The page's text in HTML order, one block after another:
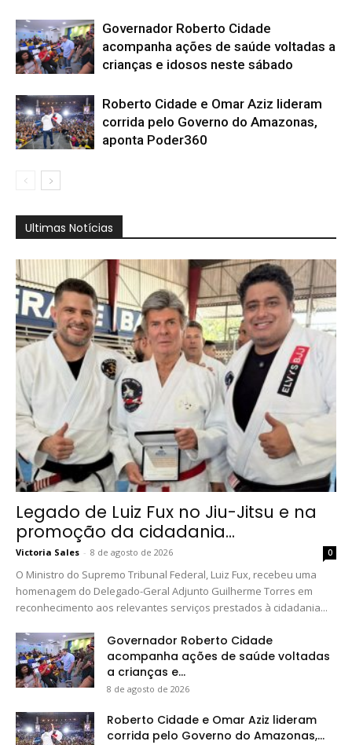
Governador Roberto Cidade
acompanha ações de saúde voltadas a
crianças e idosos neste sábado
Roberto Cidade e Omar Aziz lideram
corrida pelo Governo do Amazonas,
aponta Poder360
Ultimas Notícias
Legado de Luiz Fux no Jiu-Jitsu e na
promoção da cidadania...
Victoria Sales - 8 de agosto de 2026 0
O Ministro do Supremo Tribunal Federal, Luiz Fux, recebeu uma
homenagem do Delegado-Geral Adjunto Guilherme Torres em
reconhecimento aos relevantes serviços prestados à cidadania...
Governador Roberto Cidade
acompanha ações de saúde voltadas
a crianças e...
8 de agosto de 2026
Roberto Cidade e Omar Aziz lideram
corrida pelo Governo do Amazonas,...